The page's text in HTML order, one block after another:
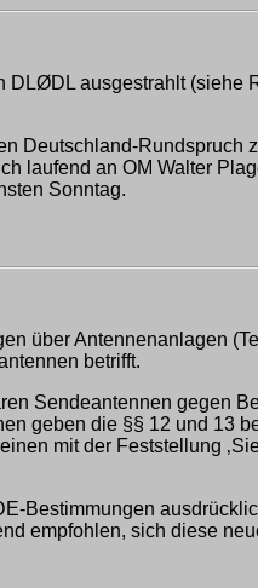
DLØDL ausgestrahlt (siehe
Deutschland-
laufend an OM Walter
Sonntag.
über Antennenanlagen
betrifft.
Sendeantennen gegen
geben die §§ 12 und 13
mit der Feststellung
Bestimmungen
empfohlen, sich diese